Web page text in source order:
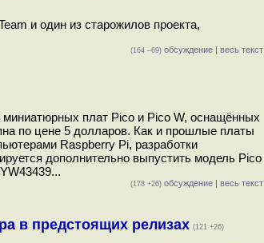
и один из старожилов проекта,
(164 –69) обсуждение | весь текст
плат Pico и Pico W, оснащённых
по цене 5 долларов. Как и прошлые платы
Raspberry Pi, разработки
дополнительно выпустить модель Pico
(178 +26) обсуждение | весь текст
в предстоящих релизах (121 +26)